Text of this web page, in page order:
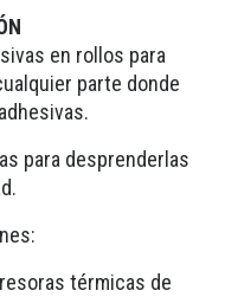
en rollos para
parte donde
para desprenderlas
térmicas de